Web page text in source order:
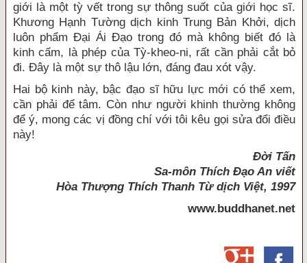
giới là một tỳ vết trong sự thông suốt của giới học sĩ.
Khương Hạnh Tường dịch kinh Trung Bản Khởi, dịch
luôn phẩm Đại Ái Đạo trong đó mà không biết đó là
kinh cấm, là phép của Tỳ-kheo-ni, rất cần phải cắt bỏ
đi. Đây là một sự thô lậu lớn, đáng đau xót vậy.
Hai bộ kinh này, bậc đạo sĩ hữu lực mới có thể xem,
cần phải để tâm. Còn như người khinh thường không
để ý, mong các vị đồng chí với tôi kêu gọi sửa đổi điều
này!
Đời Tấn
Sa-môn Thích Đạo An viết
Hòa Thượng Thích Thanh Từ dịch Việt, 1997
www.buddhanet.net